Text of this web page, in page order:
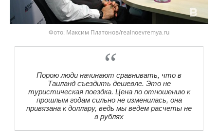
Максим Платонов/realnoevremya.ru
Порою люди начинают сравнивать, что в
Таиланд съездить дешевле. Это не
туристическая поездка. Цена по отношению к
прошлым годам сильно не изменилась, она
привязана к доллару, ведь мы ведем расчеты не
в рублях